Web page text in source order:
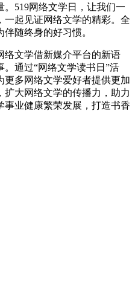
519网络文学日，让我们一
一起见证网络文学的精彩。全
随终身的好习惯。
络文学借新媒介平台的新语
通过“网络文学读书日”活
多网络文学爱好者提供更加
大网络文学的传播力，助力
业健康繁荣发展，打造书香